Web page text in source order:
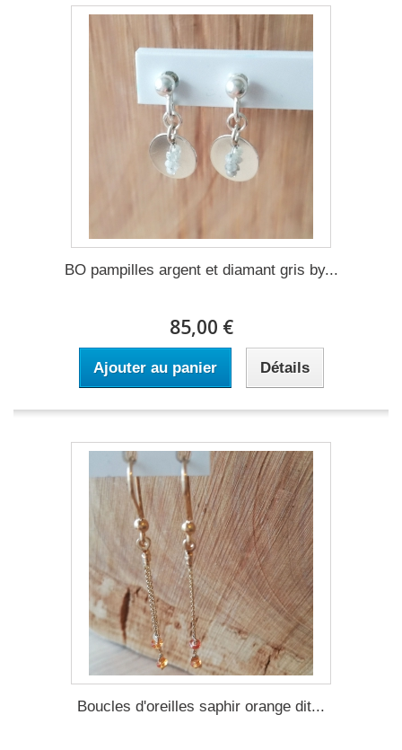
BO pampilles argent et diamant gris by...
85,00 €
Ajouter au panier Détails
Boucles d'oreilles saphir orange dit...